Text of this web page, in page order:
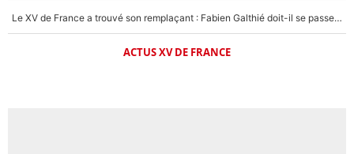
Le XV de France a trouvé son remplaçant : Fabien Galthié doit-il se passer d'Antoine Dupont ?
ACTUS XV DE FRANCE